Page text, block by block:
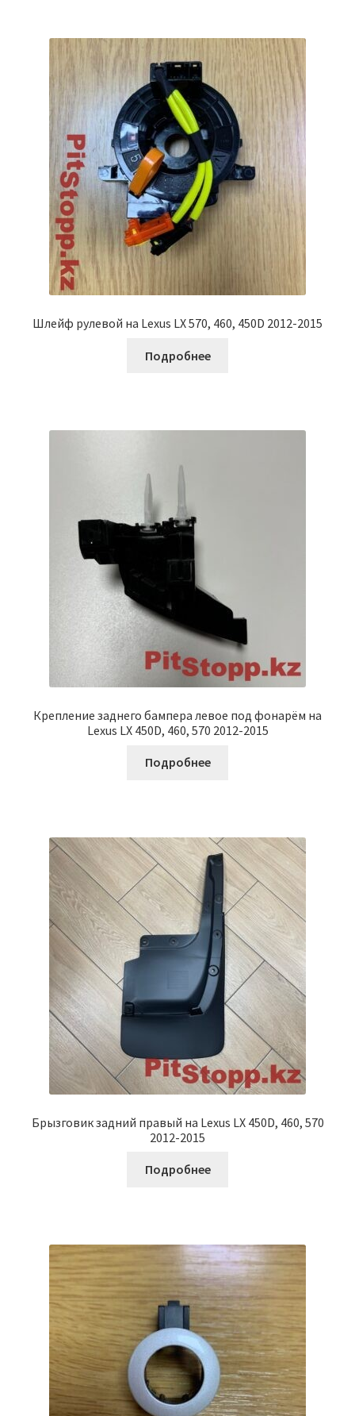
Шлейф рулевой на Lexus LX 570, 460, 450D 2012-2015
Подробнее
Крепление заднего бампера левое под фонарём на
Lexus LX 450D, 460, 570 2012-2015
Подробнее
Брызговик задний правый на Lexus LX 450D, 460, 570
2012-2015
Подробнее